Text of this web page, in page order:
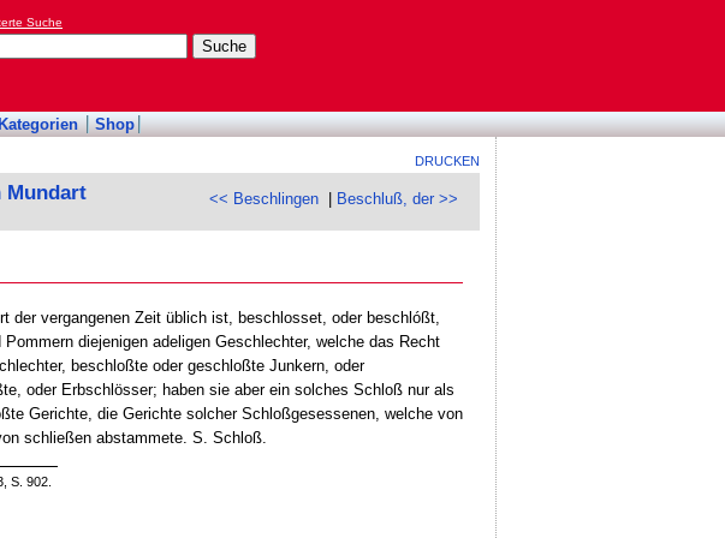
Suche
Shop
DRUCKEN
<< Beschlingen Beschluß, der >>
Mundart
der vergangenen Zeit üblich ist, beschlosset, oder beschlóßt,
diejenigen adeligen Geschlechter, welche das Recht
beschloßte oder geschloßte Junkern, oder
oder Erbschlösser; haben sie aber ein solches Schloß nur als
Gerichte, die Gerichte solcher Schloßgesessenen, welche von
schließen abstammete. S. Schloß.
S. 902.